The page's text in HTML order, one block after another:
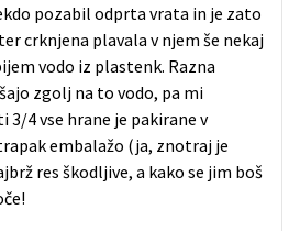
pozabil odprta vrata in je zato
crknjena plavala v njem še nekaj
vodo iz plastenk. Razna
zgolj na to vodo, pa mi
3/4 vse hrane je pakirane v
embalažo (ja, znotraj je
res škodljive, a kako se jim boš